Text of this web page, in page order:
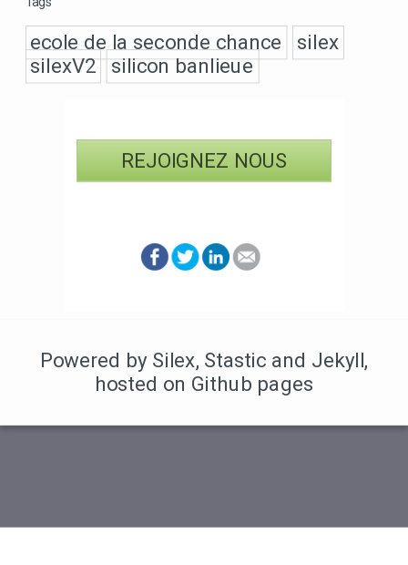
ecole de la seconde chance
silex
silexV2
silicon banlieue
REJOIGNEZ NOUS
Powered by Silex, Stastic and Jekyll,
hosted on Github pages